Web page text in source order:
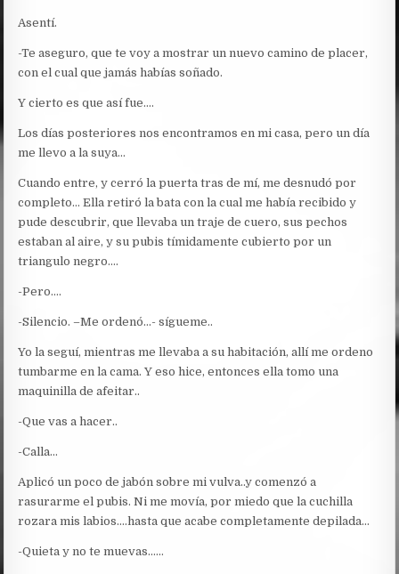
Asentí.
-Te aseguro, que te voy a mostrar un nuevo camino de placer,
con el cual que jamás habías soñado.
Y cierto es que así fue….
Los días posteriores nos encontramos en mi casa, pero un día
me llevo a la suya…
Cuando entre, y cerró la puerta tras de mí, me desnudó por
completo… Ella retiró la bata con la cual me había recibido y
pude descubrir, que llevaba un traje de cuero, sus pechos
estaban al aire, y su pubis tímidamente cubierto por un
triangulo negro….
-Pero….
-Silencio. –Me ordenó…- sígueme..
Yo la seguí, mientras me llevaba a su habitación, allí me ordeno
tumbarme en la cama. Y eso hice, entonces ella tomo una
maquinilla de afeitar..
-Que vas a hacer..
-Calla…
Aplicó un poco de jabón sobre mi vulva..y comenzó a
rasurarme el pubis. Ni me movía, por miedo que la cuchilla
rozara mis labios….hasta que acabe completamente depilada…
-Quieta y no te muevas……